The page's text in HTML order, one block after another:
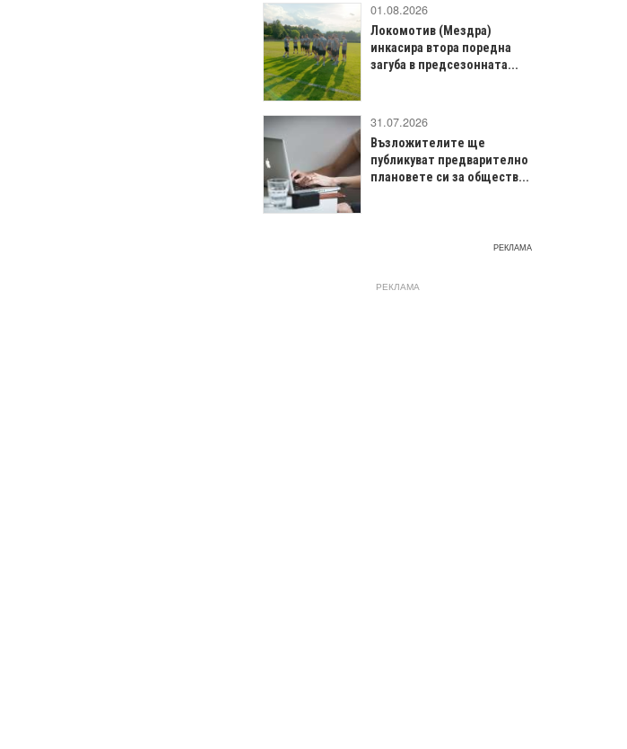
01.08.2026
Локомотив (Мездра)
инкасира втора поредна
загуба в предсезонната...
31.07.2026
Възложителите ще
публикуват предварително
плановете си за обществ...
РЕКЛАМА
РЕКЛАМА